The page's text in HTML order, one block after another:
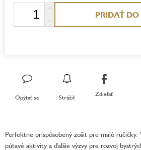
PRIDAŤ
Opýtať sa Strážiť Zdieľať
Perfektne prispôsobený zošit pre malé ručičky.
pútavé aktivity a ďalšie výzvy pre rozvoj